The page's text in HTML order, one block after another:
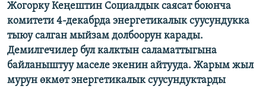
Жогорку Кеңештин Социалдык саясат боюнча
комитети 4-декабрда энергетикалык суусундукка
тыюу салган мыйзам долбоорун карады.
Демилгечилер бул калктын саламаттыгына
байланыштуу маселе экенин айтууда. Жарым жыл
мурун өкмөт энергетикалык суусундуктарды